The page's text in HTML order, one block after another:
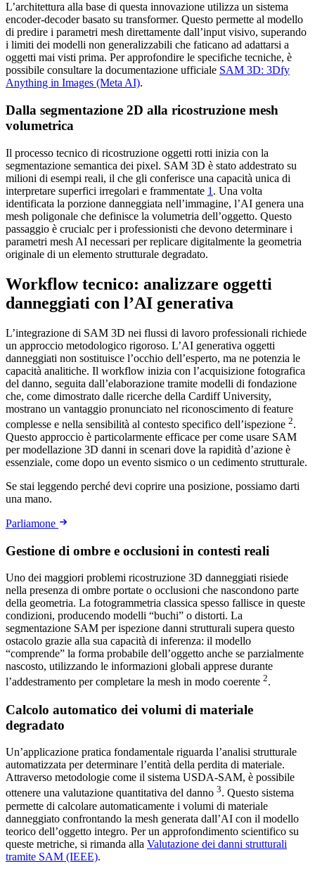
L’architettura alla base di questa innovazione utilizza un sistema
encoder-decoder basato su transformer. Questo permette al modello
di predire i parametri mesh direttamente dall’input visivo, superando
i limiti dei modelli non generalizzabili che faticano ad adattarsi a
oggetti mai visti prima. Per approfondire le specifiche tecniche, è
possibile consultare la documentazione ufficiale SAM 3D: 3Dfy
Anything in Images (Meta AI).
Dalla segmentazione 2D alla ricostruzione mesh
volumetrica
Il processo tecnico di ricostruzione oggetti rotti inizia con la
segmentazione semantica dei pixel. SAM 3D è stato addestrato su
milioni di esempi reali, il che gli conferisce una capacità unica di
interpretare superfici irregolari e frammentate 1 . Una volta
identificata la porzione danneggiata nell’immagine, l’AI genera una
mesh poligonale che definisce la volumetria dell’oggetto. Questo
passaggio è crucialc per i professionisti che devono determinare i
parametri mesh AI necessari per replicare digitalmente la geometria
originale di un elemento strutturale degradato.
Workflow tecnico: analizzare oggetti
danneggiati con l’AI generativa
L’integrazione di SAM 3D nei flussi di lavoro professionali richiede
un approccio metodologico rigoroso. L’AI generativa oggetti
danneggiati non sostituisce l’occhio dell’esperto, ma ne potenzia le
capacità analitiche. Il workflow inizia con l’acquisizione fotografica
del danno, seguita dall’elaborazione tramite modelli di fondazione
che, come dimostrato dalle ricerche della Cardiff University,
mostrano un vantaggio pronunciato nel riconoscimento di feature
complesse e nella sensibilità al contesto specifico dell’ispezione 2.
Questo approccio è particolarmente efficace per come usare SAM
per modellazione 3D danni in scenari dove la rapidità d’azione è
essenziale, come dopo un evento sismico o un cedimento strutturale.
Se stai leggendo perché devi coprire una posizione, possiamo darti
una mano.
Parliamone
Gestione di ombre e occlusioni in contesti reali
Uno dei maggiori problemi ricostruzione 3D danneggiati risiede
nella presenza di ombre portate o occlusioni che nascondono parte
della geometria. La fotogrammetria classica spesso fallisce in queste
condizioni, producendo modelli “buchi” o distorti. La
segmentazione SAM per ispezione danni strutturali supera questo
ostacolo grazie alla sua capacità di inferenza: il modello
“comprende” la forma probabile dell’oggetto anche se parzialmente
nascosto, utilizzando le informazioni globali apprese durante
l’addestramento per completare la mesh in modo coerente 2.
Calcolo automatico dei volumi di materiale
degradato
Un’applicazione pratica fondamentale riguarda l’analisi strutturale
automatizzata per determinare l’entità della perdita di materiale.
Attraverso metodologie come il sistema USDA-SAM, è possibile
ottenere una valutazione quantitativa del danno 3. Questo sistema
permette di calcolare automaticamente i volumi di materiale
danneggiato confrontando la mesh generata dall’AI con il modello
teorico dell’oggetto integro. Per un approfondimento scientifico su
queste metriche, si rimanda alla Valutazione dei danni strutturali
tramite SAM (IEEE).